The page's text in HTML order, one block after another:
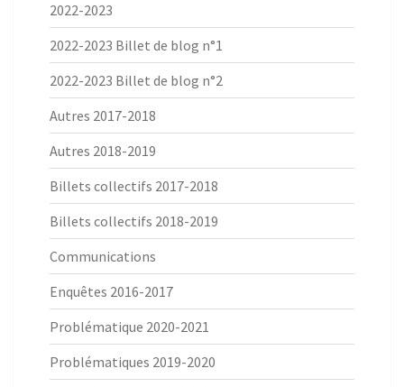
2022-2023
2022-2023 Billet de blog n°1
2022-2023 Billet de blog n°2
Autres 2017-2018
Autres 2018-2019
Billets collectifs 2017-2018
Billets collectifs 2018-2019
Communications
Enquêtes 2016-2017
Problématique 2020-2021
Problématiques 2019-2020